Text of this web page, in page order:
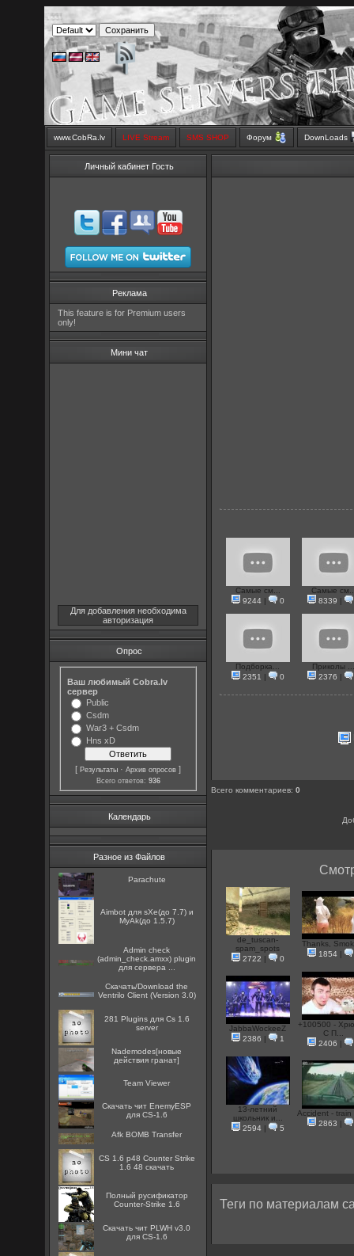
www.CobRa.lv LIVE Stream SMS SHOP Форум DownLoads
Личный кабинет Гость
Реклама
This feature is for Premium users
only!
Мини чат
Для добавления необходима
авторизация
Опрос
Ваш любимый Cobra.lv
сервер
Public
Csdm
War3 + Csdm
Hns xD
[Результаты ·Архив опросов ]
Всего ответов: 936
Календарь
Разное из Файлов
Parachute
Aimbot для sXe(до 7.7) и
MyAk(до 1.5.7)
Admin check
(admin_check.amxx) plugin
для сервера ...
Скачать/Download the
Ventrilo Client (Version 3.0)
281 Plugins для Cs 1.6
server
Nademodes[новые
действия гранат]
Team Viewer
Скачать чит EnemyESP
для CS-1.6
Afk BOMB Transfer
CS 1.6 p48 Counter Strike
1.6 48 скачать
Полный русификатор
Counter-Strike 1.6
Скачать чит PLWH v3.0
для CS-1.6
Самые см...
9244| 0
Самые
8339 |
Подборка...
2351 | 0
Приколы
2376 |
Всего комментариев:0
de_tuscan-
spam_spots
2722 | 0
Thanks,
1854|
JabbaWockeeZ
2386 | 1
+100500 -
С П...
2406 |
13-летний
школьник и...
2594| 5
Accident - train
2863 |
Теги по материалам